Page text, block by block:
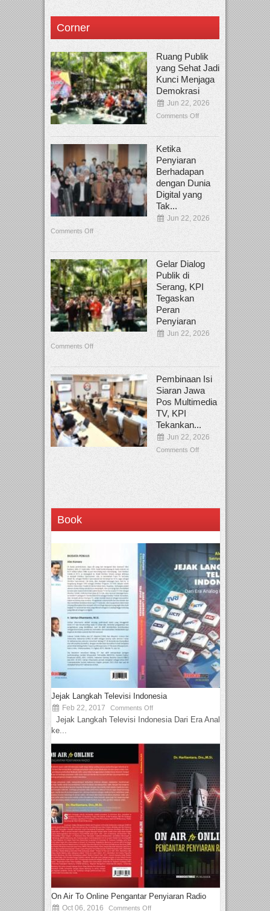
Corner
Ruang Publik
yang Sehat Jadi
Kunci Menjaga
Demokrasi
Jun 22, 2026
Comments Off
Ketika
Penyiaran
Berhadapan
dengan Dunia
Digital yang
Tak...
Jun 22, 2026
Comments Off
Gelar Dialog
Publik di
Serang, KPI
Tegaskan
Peran
Penyiaran
Jun 22, 2026
Comments Off
Pembinaan Isi
Siaran Jawa
Pos Multimedia
TV, KPI
Tekankan...
Jun 22, 2026
Comments Off
Book
Jejak Langkah Televisi Indonesia
Feb 22, 2017 Comments Off
Jejak Langkah Televisi Indonesia Dari Era Analog
ke...
On Air To Online Pengantar Penyiaran Radio
Oct 06, 2016 Comments Off